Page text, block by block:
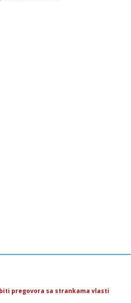
pregovora sa strankama vlasti